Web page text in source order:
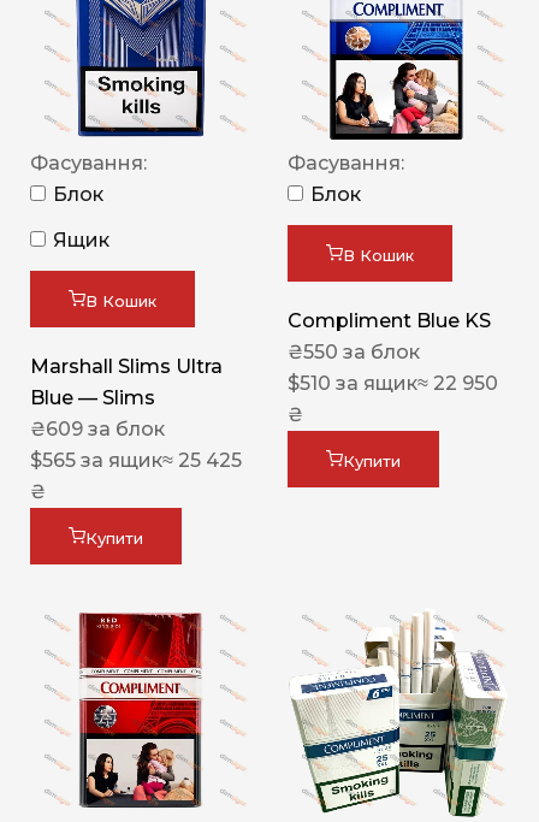
Фасування:
Блок
Ящик
В Кошик
Marshall Slims Ultra
Blue — Slims
₴609 за блок
$565 за ящик≈ 25 425
₴
Купити
Фасування:
Блок
В Кошик
Compliment Blue KS
₴550 за блок
$510 за ящик≈ 22 950
₴
Купити